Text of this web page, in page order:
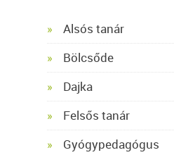
Alsós tanár
Bölcsőde
Dajka
Felsős tanár
Gyógypedagógus